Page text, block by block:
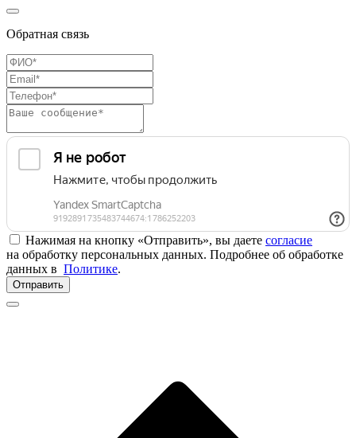
Обратная связь
Нажимая на кнопку «Отправить», вы даете согласие
на обработку персональных данных. Подробнее об обработке
данных в Политике.
Отправить